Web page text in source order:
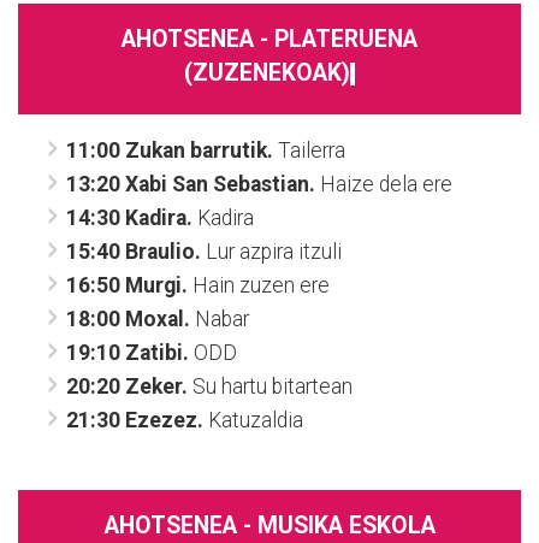
AHOTSENEA - PLATERUENA
(ZUZENEKOAK)
11:00 Zukan barrutik. Tailerra
13:20 Xabi San Sebastian. Haize dela ere
14:30 Kadira. Kadira
15:40 Braulio. Lur azpira itzuli
16:50 Murgi. Hain zuzen ere
18:00 Moxal. Nabar
19:10 Zatibi. ODD
20:20 Zeker. Su hartu bitartean
21:30 Ezezez. Katuzaldia
AHOTSENEA - MUSIKA ESKOLA